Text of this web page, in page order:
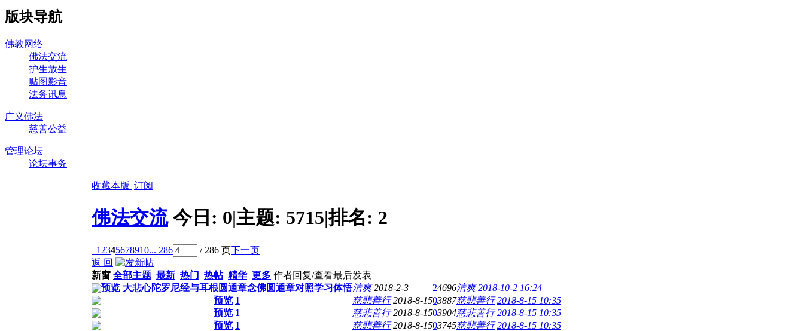
版块导航
佛教网络
佛法交流
护生放生
贴图影音
法务讯息
广义佛法
慈善公益
管理论坛
论坛事务
收藏本版 |订阅
佛法交流 今日: 0|主题: 5715|排名: 2
1 2345678910... 286 / 286 页下一页
返 回
新窗 全部主题 最新 热门 热帖 精华 更多 作者回复/查看最后发表
预览 大悲心陀罗尼经与耳根圆通章念佛圆通章对照学习体悟清爽 2018-2-3 24696清爽 2018-10-2 16:24
预览 1 慈悲善行 2018-8-1503887慈悲善行 2018-8-15 10:35
预览 1 慈悲善行 2018-8-1503904慈悲善行 2018-8-15 10:35
预览 1 慈悲善行 2018-8-1503745慈悲善行 2018-8-15 10:35